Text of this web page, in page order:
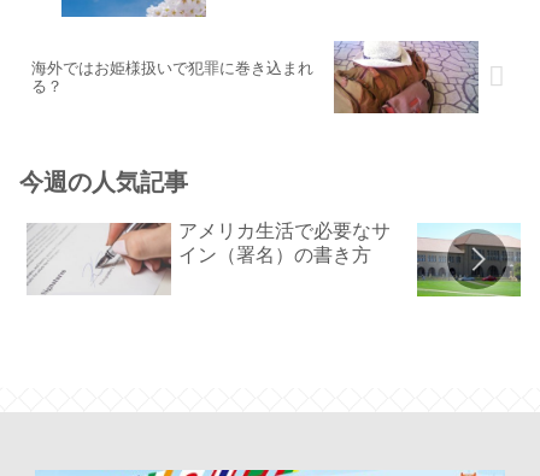
海外ではお姫様扱いで犯罪に巻き込まれ
る？
今週の人気記事
アメリカ生活で必要なサ
イン（署名）の書き方